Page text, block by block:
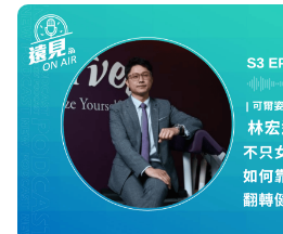
Powered by Firstory Hosting
Firstory Podcast 廣告 —— 在少子
海嘯的嚴峻考驗下，南台灣的技
本集《遠見ON AIR》邀請到樹德
你解析樹德科大如何打造出兼顧
技職教育新典範！ 🔺如何從「傳
縫接軌者」？ 🔺AI如何深度賦能
首創「菲律賓半導體專班」！驚
🔺一舉拿下4大USR專案！深耕地